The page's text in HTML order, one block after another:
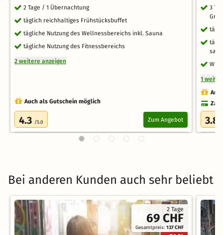
2 Tage / 1 Übernachtung
täglich reichhaltiges Frühstücksbuffet
tägliche Nutzung des Wellnessbereichs inkl. Sauna
tägliche Nutzung des Fitnessbereichs
2 weitere anzeigen
Auch als Gutschein möglich
4.3 /5.0 Zum Angebot
3
1
3.8
Bei anderen Kunden auch sehr beliebt
2 Tage
69 CHF
Gesamtpreis:137 CHF